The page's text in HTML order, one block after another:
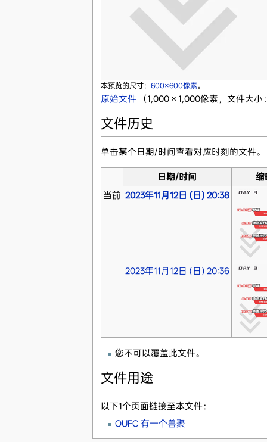
本预览的尺寸： 600×600像素。
原始文件‎ （1,000 × 1,000像素，文件大
文件历史
单击某个日期/时间查看对应时刻的文件。
日期/时间
缩
当前 2023年11月12日 (日) 20:38
2023年11月12日 (日) 20:36
您不可以覆盖此文件。
文件用途
以下1个页面链接至本文件：
OUFC 有一个兽聚